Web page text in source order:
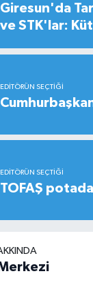
Giresun'da
ve STK'lar:
EDITÖRÜN SEÇTIĞI
EDITÖRÜN SEÇTIĞI
TOFAŞ